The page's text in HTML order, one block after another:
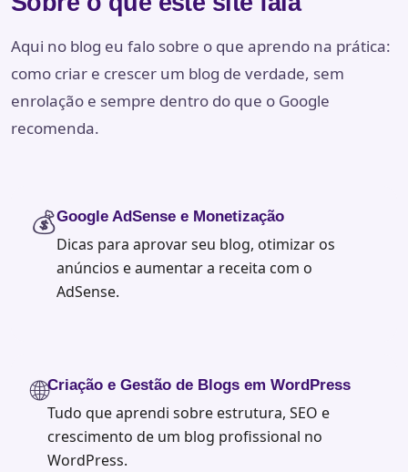
Aqui no blog eu falo sobre o que aprendo na prática:
como criar e crescer um blog de verdade, sem
enrolação e sempre dentro do que o Google
recomenda.
💰 Google AdSense e Monetização
Dicas para aprovar seu blog, otimizar os
anúncios e aumentar a receita com o
AdSense.
🌐 Criação e Gestão de Blogs em WordPress
Tudo que aprendi sobre estrutura, SEO e
crescimento de um blog profissional no
WordPress.